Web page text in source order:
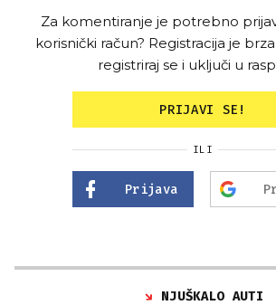
Za komentiranje je potrebno
korisnički račun? Registracija je
registriraj se i uključi u
PRIJAVI SE!
ILI
Prijava
NJUŠKALO AUTI